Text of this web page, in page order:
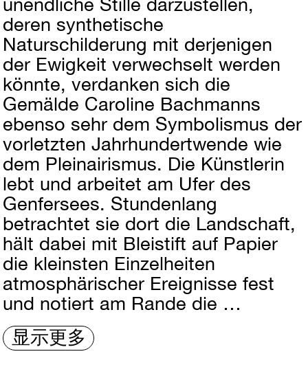
unendliche Stille darzustellen,
deren synthetische
Naturschilderung mit derjenigen
der Ewigkeit verwechselt werden
könnte, verdanken sich die
Gemälde Caroline Bachmanns
ebenso sehr dem Symbolismus der
vorletzten Jahrhundertwende wie
dem Pleinairismus. Die Künstlerin
lebt und arbeitet am Ufer des
Genfersees. Stundenlang
betrachtet sie dort die Landschaft,
hält dabei mit Bleistift auf Papier
die kleinsten Einzelheiten
atmosphärischer Ereignisse fest
und notiert am Rande die …
显示更多